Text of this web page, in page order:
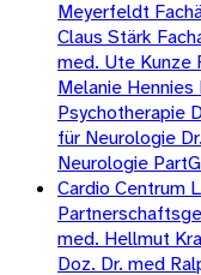
Meyerfeldt
Claus Stärk
med. Ute Kunze
Melanie
Psychotherapie
für Neurologie
Neurologie
Cardio Centrum
med. Hellmut
Doz. Dr. med